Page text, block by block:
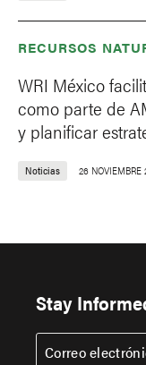
RECURSOS
WRI México
como parte de
y planificar
Noticias 26 NOVIEMBRE
Stay
Correo